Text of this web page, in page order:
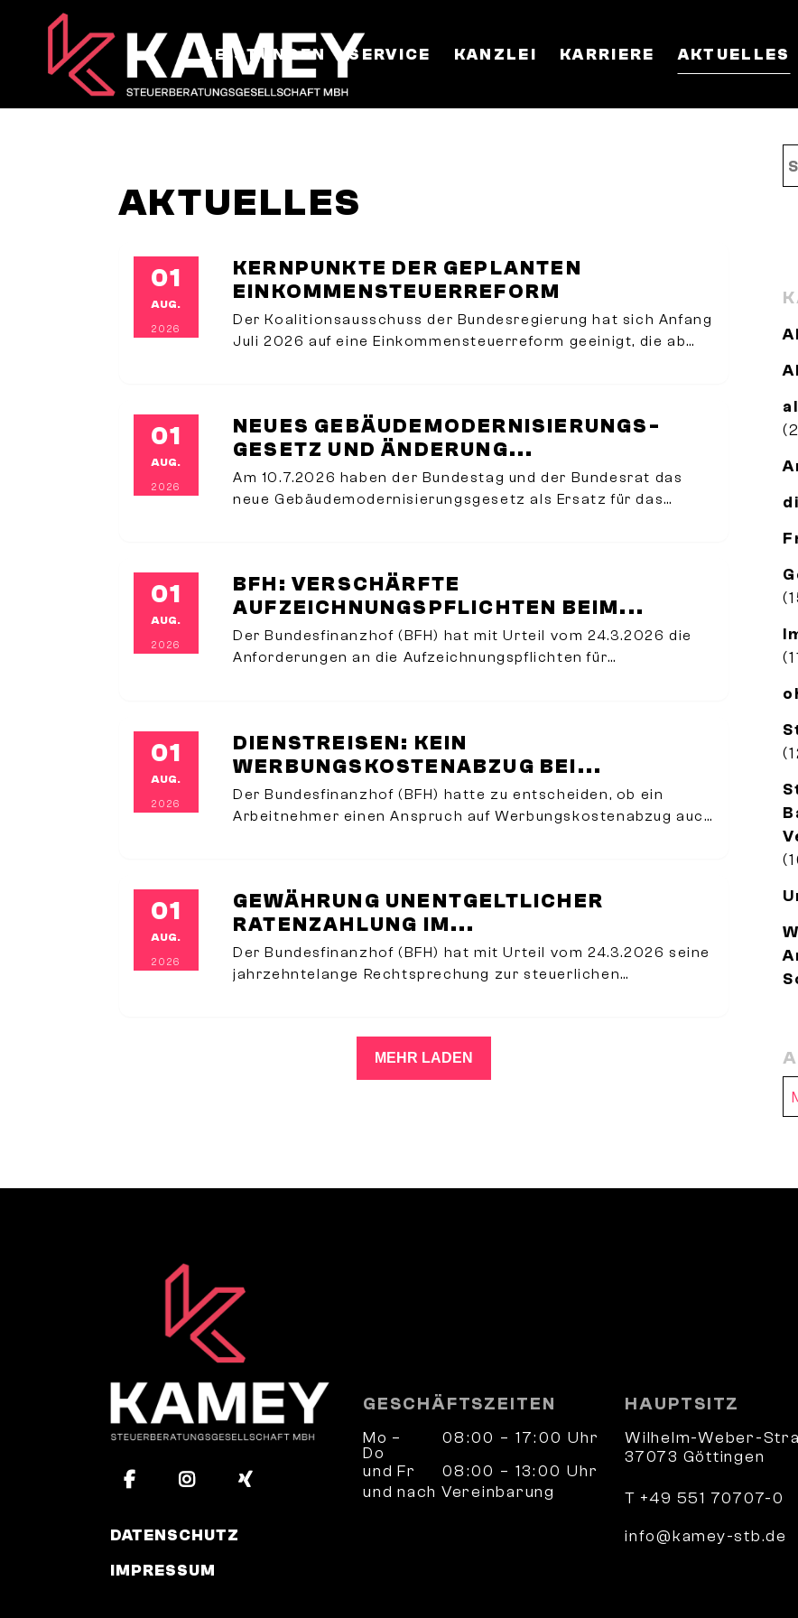
LEISTUNGEN SERVICE KANZLEI KARRIERE AKTUELLES
AKTUELLES
01
AUG.
2026
KERNPUNKTE DER GEPLANTEN
EINKOMMENSTEUERREFORM
Der Koalitionsausschuss der Bundesregierung hat sich Anfang
Juli 2026 auf eine Einkommensteuerreform geeinigt, die ab
01
AUG.
2026
NEUES GEBÄUDE­MODERNI­SIERUNGS­
GESETZ UND ÄNDERUNG...
Am 10.7.2026 haben der Bundestag und der Bundesrat das
neue Gebäudemodernisierungsgesetz als Ersatz für das
01
AUG.
2026
BFH: VERSCHÄRFTE
AUFZEICHNUNGSPFLICHTEN BEIM...
Der Bundesfinanzhof (BFH) hat mit Urteil vom 24.3.2026 die
Anforderungen an die Aufzeichnungspflichten für
01
AUG.
2026
DIENSTREISEN: KEIN
WERBUNGSKOSTENABZUG BEI...
Der Bundesfinanzhof (BFH) hatte zu entscheiden, ob ein
Arbeitnehmer einen Anspruch auf Werbungskostenabzug auch
01
AUG.
2026
GEWÄHRUNG UNENTGELTLICHER
RATENZAHLUNG IM...
Der Bundesfinanzhof (BFH) hat mit Urteil vom 24.3.2026 seine
jahrzehntelange Rechtsprechung zur steuerlichen
Fall aus seinem Privatvermögen
MEHR LADEN
DATENSCHUTZ
IMPRESSUM
GESCHÄFTSZEITEN
Mo –
Do
08:00 – 17:00 Uhr
und Fr
08:00 – 13:00 Uhr
und nach Vereinbarung
HAUPTSITZ
Wilhelm-Weber-
37073 Göttingen
T +49 551 70707-0
info@kamey-stb.de